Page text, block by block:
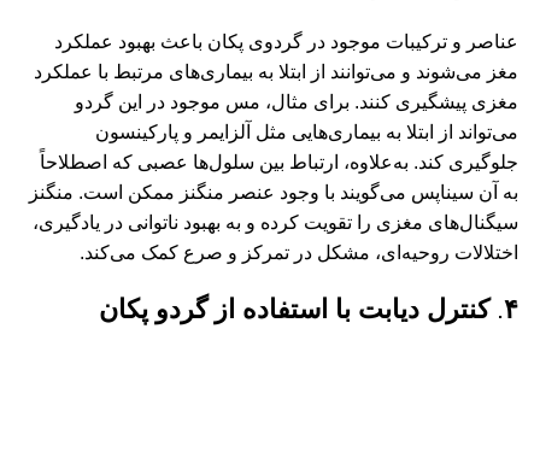
عناصر و ترکیبات موجود در گردوی پکان باعث بهبود عملکرد
مغز می‌شوند و می‌توانند از ابتلا به بیماری‌های مرتبط با عملکرد
مغزی پیشگیری کنند. برای مثال، مس موجود در این گردو
می‌تواند از ابتلا به بیماری‌هایی مثل آلزایمر و پارکینسون
جلوگیری کند. به‌علاوه، ارتباط بین سلول‌ها عصبی که اصطلاحاً
به آن سیناپس می‌گویند با وجود عنصر منگنز ممکن است. منگنز
سیگنال‌های مغزی را تقویت کرده و به بهبود ناتوانی در یادگیری،
اختلالات روحیه‌ای، مشکل در تمرکز و صرع کمک می‌کند.
۴.کنترل دیابت با استفاده از گردو پکان